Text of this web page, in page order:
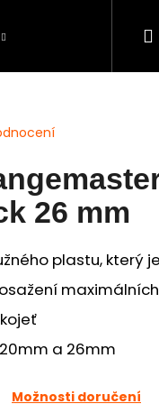
Péče o úlovky
26 mm
plastu, který
a 26mm
Možnosti doručení